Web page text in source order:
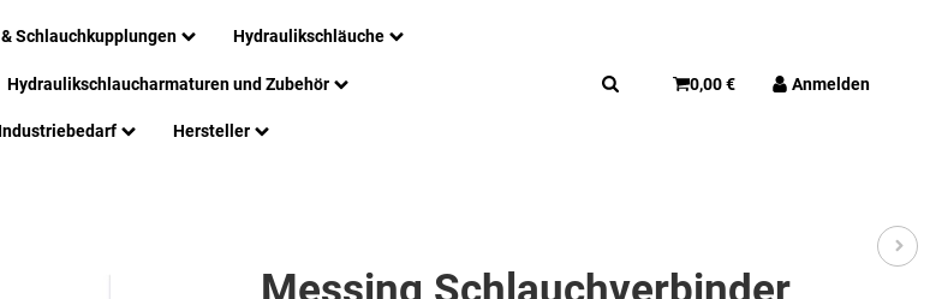
Schlauchkupplungen Hydraulikschläuche
Hydraulikschlaucharmaturen und Zubehör
Industriebedarf Hersteller
0,00 € Anmelden